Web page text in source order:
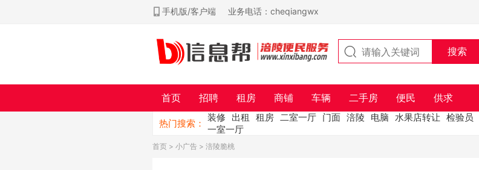
手机版/客户端 业务电话：cheqiangwx
首页 招聘 租房 商铺 车辆 二手房 便民 供求
热门搜索：
装修 出租 租房 二室一厅 门面 涪陵 电脑 水果店转让 检验员
一室一厅
首页 > 小广告 > 涪陵脆桃